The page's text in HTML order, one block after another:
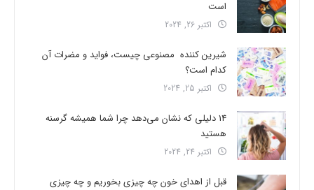
است
اکتبر 26, 2024
شیرین کننده مصنوعی چیست، فواید و مضرات آن
کدام است؟
اکتبر 25, 2024
14 دلیلی که نشان می‌دهد چرا شما همیشه گرسنه
هستید
اکتبر 24, 2024
قبل از اهدای خون چه چیزی بخوریم و چه چیزی